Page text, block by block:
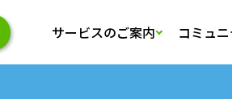
サービスのご案内 コミュ